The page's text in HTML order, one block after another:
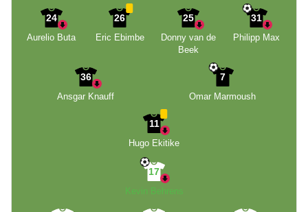
24
Aurelio Buta
26
Eric Ebimbe
25
Donny van de
Beek
31
Philipp Max
36
Ansgar Knauff
7
Omar Marmoush
11
Hugo Ekitike
17
Kevin Behrens